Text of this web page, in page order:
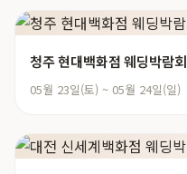
청주 현대백화점 웨딩박람회
05월 23일(토) ~ 05월 24일(일)